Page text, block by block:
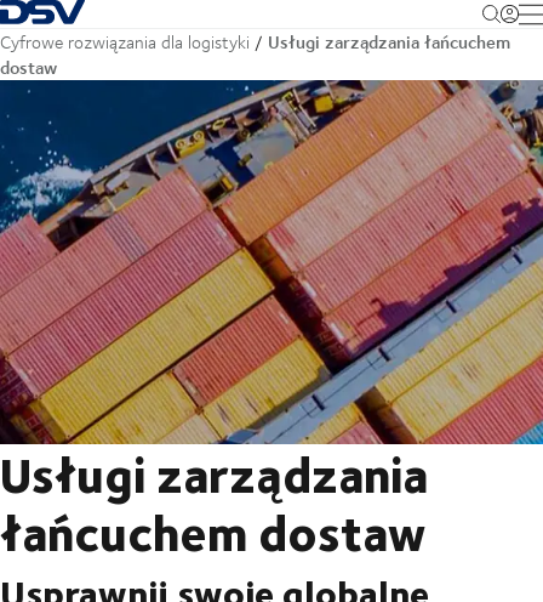
Cofnij do strony głównej
Cyfrowe rozwiązania dla logistyki
Usługi zarządzania łańcuchem
dostaw
Usługi zarządzania
łańcuchem dostaw